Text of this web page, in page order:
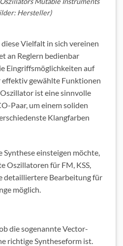
Hersteller)
Vielfalt in sich vereinen
an Reglern bedienbar
Eingriffsmöglichkeiten auf
effektiv gewählte Funktionen
ist eine sinnvolle
Paar, um einem soliden
Klangfarben
einsteigen möchte,
Oszillatoren für FM, KSS,
detailliertere Bearbeitung für
möglich.
die sogenannte Vector-
richtige Syntheseform ist.